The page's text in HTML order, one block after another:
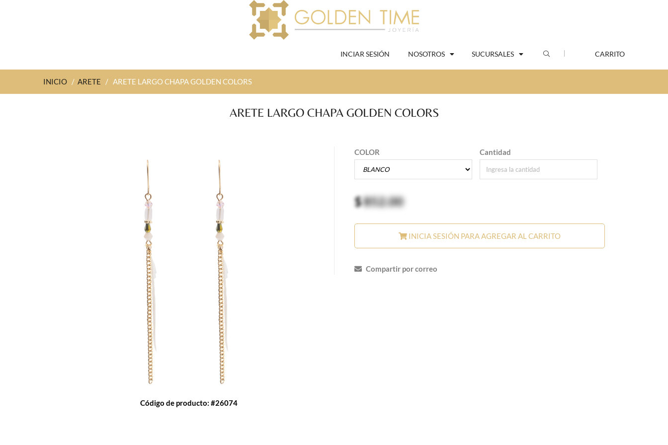
INCIAR SESIÓN NOSOTROS SUCURSALES CARRITO
INICIO / ARETE / ARETE LARGO CHAPA GOLDEN COLORS
ARETE LARGO CHAPA GOLDEN COLORS
Código de producto: #26074
COLOR Cantidad
$852.00
INICIA SESIÓN PARA AGREGAR AL CARRITO
Compartir por correo